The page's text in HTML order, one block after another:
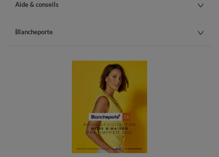
Aide & conseils
Blancheporte